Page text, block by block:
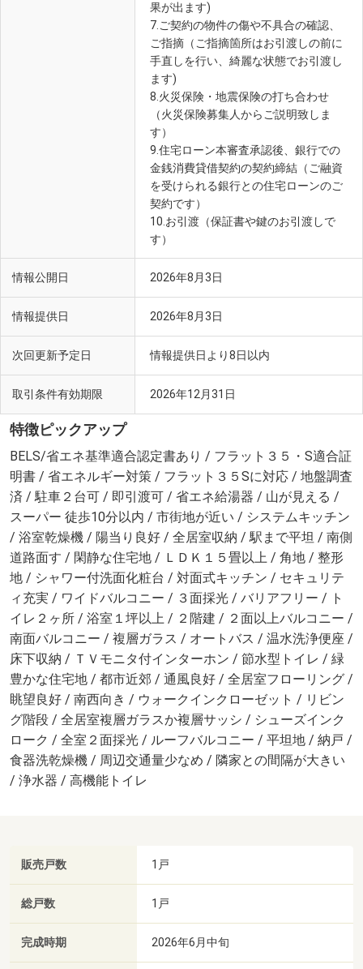
果が出ます)
7.ご契約の物件の傷や不具合の確認、
ご指摘（ご指摘箇所はお引渡しの前に
手直しを行い、綺麗な状態でお引渡し
ます)
8.火災保険・地震保険の打ち合わせ
（火災保険募集人からご説明致しま
す）
9.住宅ローン本審査承認後、銀行での
金銭消費貸借契約の契約締結（ご融資
を受けられる銀行との住宅ローンのご
契約です）
10.お引渡（保証書や鍵のお引渡しで
す）
情報公開日 2026年8月3日
情報提供日 2026年8月3日
次回更新予定日 情報提供日より8日以内
取引条件有効期限 2026年12月31日
特徴ピックアップ
BELS/省エネ基準適合認定書あり / フラット３５・S適合証
明書 / 省エネルギー対策 / フラット３５Sに対応 / 地盤調査
済 / 駐車２台可 / 即引渡可 / 省エネ給湯器 / 山が見える /
スーパー 徒歩10分以内 / 市街地が近い / システムキッチン
/ 浴室乾燥機 / 陽当り良好 / 全居室収納 / 駅まで平坦 / 南側
道路面す / 閑静な住宅地 / ＬＤＫ１５畳以上 / 角地 / 整形
地 / シャワー付洗面化粧台 / 対面式キッチン / セキュリテ
ィ充実 / ワイドバルコニー / ３面採光 / バリアフリー / ト
イレ２ヶ所 / 浴室１坪以上 / ２階建 / ２面以上バルコニー /
南面バルコニー / 複層ガラス / オートバス / 温水洗浄便座 /
床下収納 / ＴＶモニタ付インターホン / 節水型トイレ / 緑
豊かな住宅地 / 都市近郊 / 通風良好 / 全居室フローリング /
眺望良好 / 南西向き / ウォークインクローゼット / リビン
グ階段 / 全居室複層ガラスか複層サッシ / シューズインク
ローク / 全室２面採光 / ルーフバルコニー / 平坦地 / 納戸 /
食器洗乾燥機 / 周辺交通量少なめ / 隣家との間隔が大きい
/ 浄水器 / 高機能トイレ
販売戸数 1戸
総戸数 1戸
完成時期 2026年6月中旬